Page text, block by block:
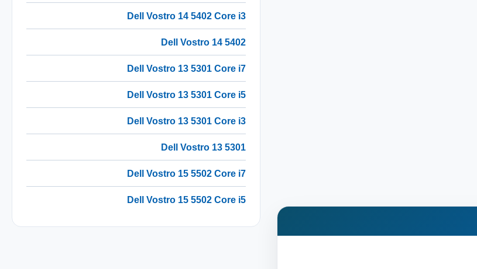
Dell Vostro 14 5402 Core i3
Dell Vostro 14 5402
Dell Vostro 13 5301 Core i7
Dell Vostro 13 5301 Core i5
Dell Vostro 13 5301 Core i3
Dell Vostro 13 5301
Dell Vostro 15 5502 Core i7
Dell Vostro 15 5502 Core i5